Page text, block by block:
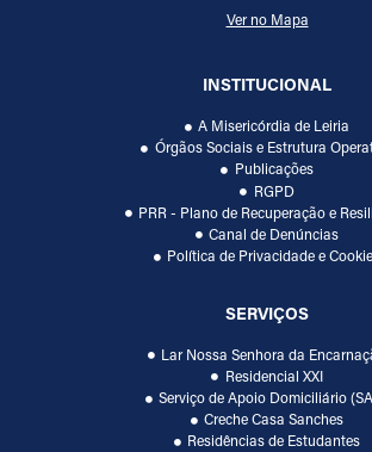
Ver no Mapa
INSTITUCIONAL
A Misericórdia de Leiria
Órgãos Sociais e Estrutura
Publicações
RGPD
PRR - Plano de Recuperação e
Canal de Denúncias
Política de Privacidade e
SERVIÇOS
Lar Nossa Senhora da
Residencial XXI
Serviço de Apoio Domiciliário
Creche Casa Sanches
Residências de Estudantes